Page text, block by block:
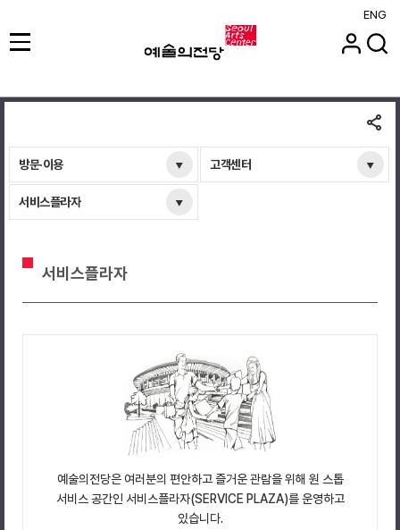
ENG
방문·이용 고객센터
서비스플라자
서비스플라자
예술의전당은 여러분의 편안하고 즐거운 관람을 위해 원 스톱
서비스 공간인 서비스플라자(SERVICE PLAZA)를 운영하고
있습니다.